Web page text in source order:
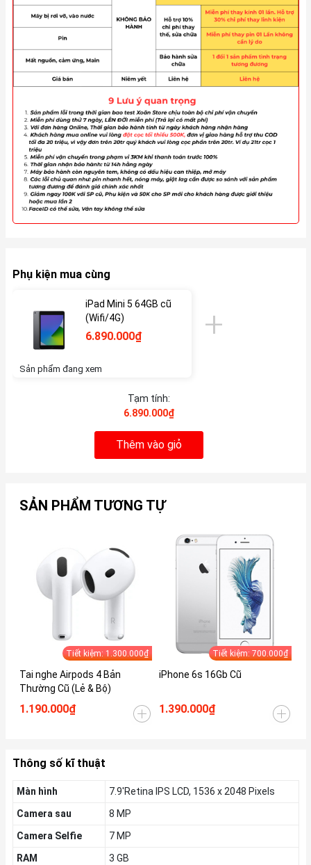
Phụ kiện mua cùng
iPad Mini 5 64GB cũ
(Wifi/4G)
6.890.000₫
Sản phẩm đang xem
Tạm tính:
6.890.000₫
Thêm vào giỏ
SẢN PHẨM TƯƠNG TỰ
Tiết kiệm: 1.300.000₫
Tai nghe Airpods 4 Bản
Thường Cũ (Lẻ & Bộ)
1.190.000₫
Tiết kiệm: 700.000₫
iPhone 6s 16Gb Cũ
1.390.000₫
Thông số kĩ thuật
Màn hình
7.9'Retina IPS LCD, 1536 x 2048 Pixels
Camera sau
8 MP
Camera Selfie
7 MP
RAM
3 GB